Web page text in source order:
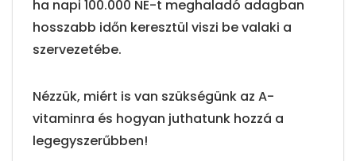
ha napi 100.000 NE-t meghaladó adagban
hosszabb időn keresztül viszi be valaki a
szervezetébe.
Nézzük, miért is van szükségünk az A-
vitaminra és hogyan juthatunk hozzá a
legegyszerűbben!